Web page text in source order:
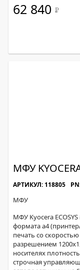
62 840 Р
МФУ
АРТИКУЛ: 118805
МФУ
МФУ Kyocera
формата а4
печать со
разрешением
носителях
строчная